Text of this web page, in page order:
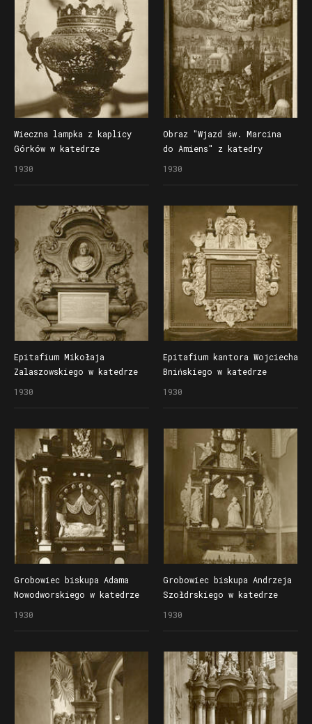
Wieczna lampka z kaplicy
Górków w katedrze
1930
Obraz "Wjazd św. Marcina
do Amiens" z katedry
1930
Epitafium Mikołaja
Zalaszowskiego w katedrze
1930
Epitafium kantora Wojciecha
Bnińskiego w katedrze
1930
Grobowiec biskupa Adama
Nowodworskiego w katedrze
1930
Grobowiec biskupa Andrzeja
Szołdrskiego w katedrze
1930